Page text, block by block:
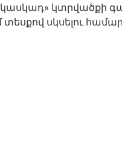
«կասկադ» կտրվածքի
սկսելու